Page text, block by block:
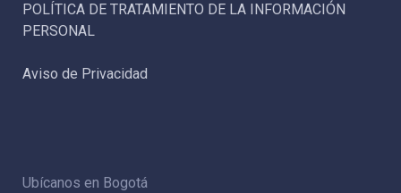
POLÍTICA DE TRATAMIENTO DE LA INFORMACIÓN
PERSONAL
Aviso de Privacidad
Ubícanos en Bogotá